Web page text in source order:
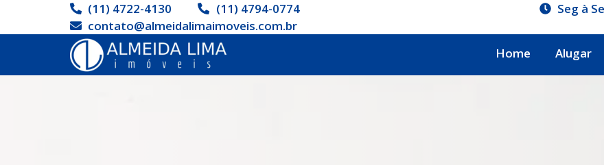
(11) 4722-4130
(11) 4794-0774
contato@almeidalimaimoveis.com.br
Seg à
Home
Alugar